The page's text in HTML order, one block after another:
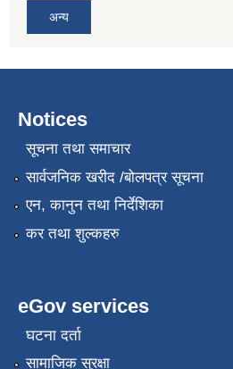
अन्य
Notices
सूचना तथा समाचार
सार्वजनिक खरीद /बोलपत्र सूचना
एन, कानुन तथा निर्देशिका
कर तथा शुल्कहरु
eGov services
घटना दर्ता
सामाजिक सुरक्षा